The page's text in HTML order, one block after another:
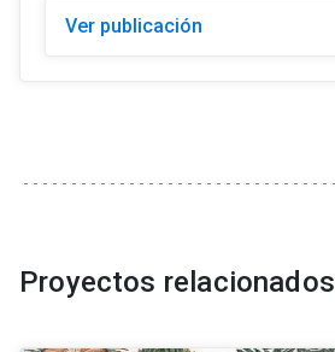
Ver publicación
Proyectos relacionados